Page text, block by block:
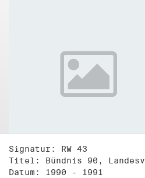
Signatur: RW 43
Datum: 1990 - 1991